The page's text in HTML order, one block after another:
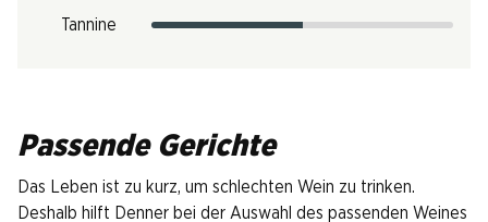
Tannine
Passende Gerichte
Das Leben ist zu kurz, um schlechten Wein zu trinken.
Deshalb hilft Denner bei der Auswahl des passenden Weines